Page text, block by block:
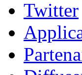
Twitter